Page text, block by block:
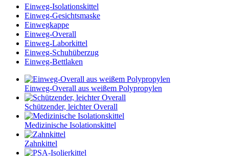
Einweg-Isolationskittel
Einweg-Gesichtsmaske
Einwegkappe
Einweg-Overall
Einweg-Laborkittel
Einweg-Schuhüberzug
Einweg-Bettlaken
Einweg-Overall aus weißem Polypropylen
Schützender, leichter Overall
Medizinische Isolationskittel
Zahnkittel